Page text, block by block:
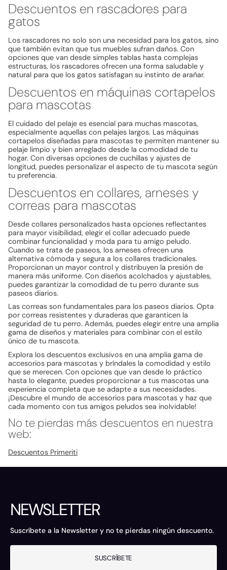
Descuentos en rascadores para
gatos
Los rascadores no solo son una necesidad para los gatos, sino
que también evitan que tus muebles sufran daños. Con
opciones que van desde simples tablas hasta complejas
estructuras, los rascadores ofrecen una forma saludable y
natural para que los gatos satisfagan su instinto de arañar.
Descuentos en máquinas cortapelos
para mascotas
El cuidado del pelaje es esencial para muchas mascotas,
especialmente aquellas con pelajes largos. Las máquinas
cortapelos diseñadas para mascotas te permiten mantener su
pelaje limpio y bien arreglado desde la comodidad de tu
hogar. Con diversas opciones de cuchillas y ajustes de
longitud, puedes personalizar el aspecto de tu mascota según
tu preferencia.
Descuentos en collares, arneses y
correas para mascotas
Desde collares personalizados hasta opciones reflectantes
para mayor visibilidad, elegir el collar adecuado puede
combinar funcionalidad y moda para tu amigo peludo.
Cuando se trata de paseos, los arneses ofrecen una
alternativa cómoda y segura a los collares tradicionales.
Proporcionan un mayor control y distribuyen la presión de
manera más uniforme. Con diseños acolchados y ajustables,
puedes garantizar la comodidad de tu perro durante sus
paseos diarios.
Las correas son fundamentales para los paseos diarios. Opta
por correas resistentes y duraderas que garanticen la
seguridad de tu perro. Además, puedes elegir entre una amplia
gama de diseños y materiales para combinar con el estilo
único de tu mascota.
Explora los descuentos exclusivos en una amplia gama de
accesorios para mascotas y bríndales la comodidad y estilo
que se merecen. Con opciones que van desde lo práctico
hasta lo elegante, puedes proporcionar a tus mascotas una
experiencia completa que se adapte a sus necesidades.
¡Descubre el mundo de accesorios para mascotas y haz que
cada momento con tus amigos peludos sea inolvidable!
No te pierdas más descuentos en nuestra
web:
Descuentos Primeriti
NEWSLETTER
Suscríbete a la Newsletter y no te pierdas ningún descuento.
SUSCRÍBETE